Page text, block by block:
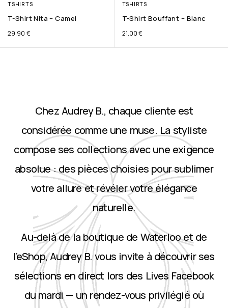
TSHIRTS
T-Shirt Nita – Camel
29.90 €
TSHIRTS
T-Shirt Bouffant – Blanc
21.00€
Chez Audrey B., chaque cliente est
considérée comme une muse. La styliste
compose ses collections avec une exigence
absolue : des pièces choisies pour sublimer
votre allure et révéler votre élégance
naturelle.
Au-delà de la boutique de Waterloo et de
l’eShop, Audrey B. vous invite à découvrir ses
sélections en direct lors des Lives Facebook
du mardi — un rendez-vous privilégié où